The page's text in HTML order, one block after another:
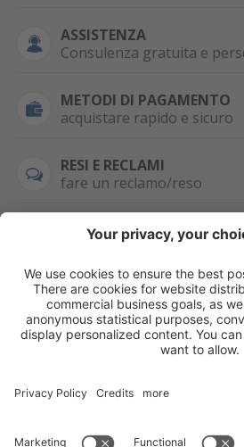
ASSISTENZA
Consulenza gratuita e
METODI DI PAGAMENTO
acquistare rapido e sicuro
RESI E RECLAMI
fare un reclamo/reso
SEMPRE DISPONIBILE
0471 506798
WHATSAPP
+39 376 2951129
HAI
IVA?
Per